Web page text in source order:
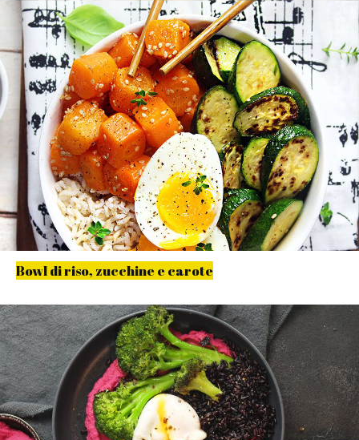
Bowl di riso, zucchine e carote